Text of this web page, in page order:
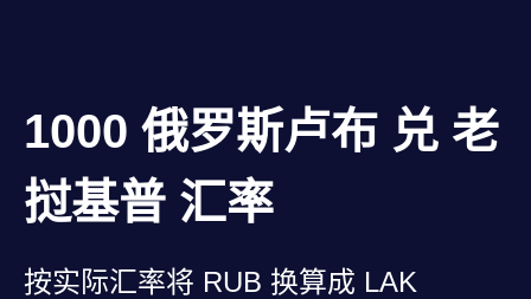
1000 俄罗斯卢布 兑 老
挝基普 汇率
按实际汇率将 RUB 换算成 LAK